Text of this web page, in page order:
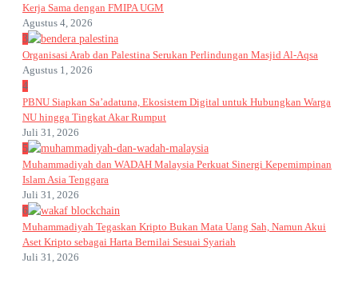
Kerja Sama dengan FMIPA UGM
Agustus 4, 2026
3
Organisasi Arab dan Palestina Serukan Perlindungan Masjid Al-Aqsa
Agustus 1, 2026
4
PBNU Siapkan Sa’adatuna, Ekosistem Digital untuk Hubungkan Warga
NU hingga Tingkat Akar Rumput
Juli 31, 2026
5
Muhammadiyah dan WADAH Malaysia Perkuat Sinergi Kepemimpinan
Islam Asia Tenggara
Juli 31, 2026
6
Muhammadiyah Tegaskan Kripto Bukan Mata Uang Sah, Namun Akui
Aset Kripto sebagai Harta Bernilai Sesuai Syariah
Juli 31, 2026